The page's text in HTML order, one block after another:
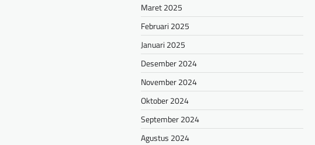
Maret 2025
Februari 2025
Januari 2025
Desember 2024
November 2024
Oktober 2024
September 2024
Agustus 2024